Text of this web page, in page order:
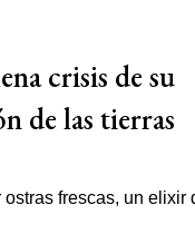
crisis de su
de las tierras